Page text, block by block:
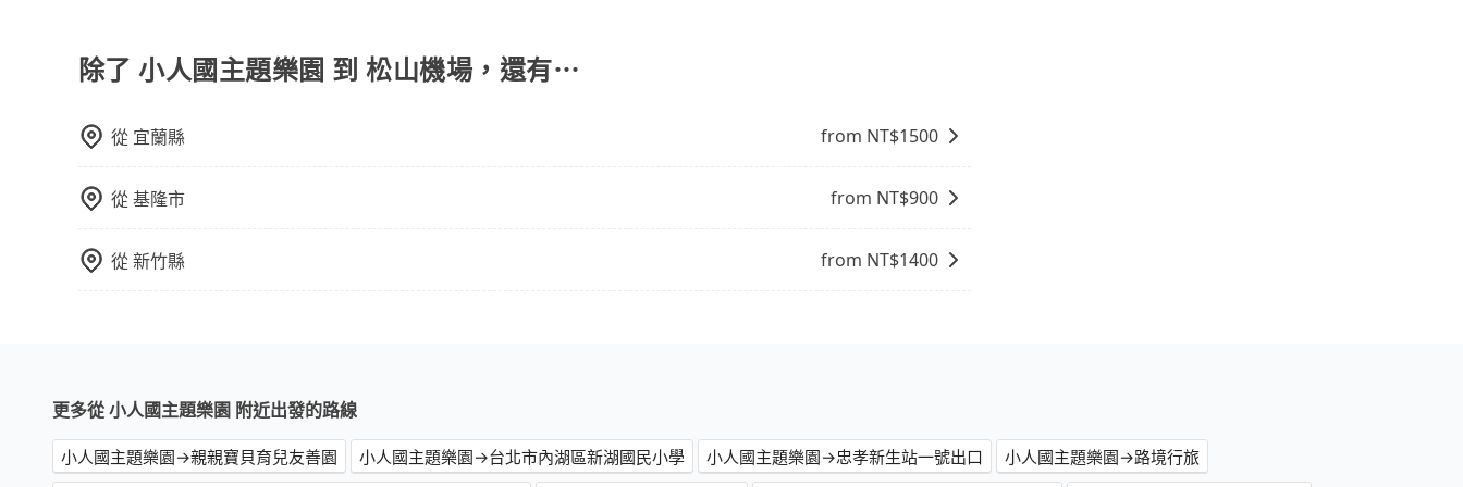
方式。 3. 計程車：計程車通常是到達機場的比較昂貴的選擇，但對於携帶大量行李或急需前往機場的乘客來
說，這可能是最方便的選擇。許多城市的計程車公司提供從市中心或其他地區到機場的固定價格，可以預先知道
高鐵是最快速的選擇，但並非每個縣市都有高鐵站，且下高鐵後還需轉搭其他接駁方式抵達機場，對於入、出境
於您的預算、時間和行程安排。建議您提前了解並根據自己的需要選擇最方便和經濟實惠的交通方式。
除了 小人國主題樂園 到 松山機場，還有⋯
從 宜蘭縣 from NT$1500
從基隆市 from NT$900
從新竹縣 from NT$1400
更多從 小人國主題樂園 附近出發的路線
小人國主題樂園→親親寶貝育兒友善園 小人國主題樂園→台北市內湖區新湖國民小學 小人國主題樂園→忠孝新生站一號出口 小人國主題樂園→路境行旅